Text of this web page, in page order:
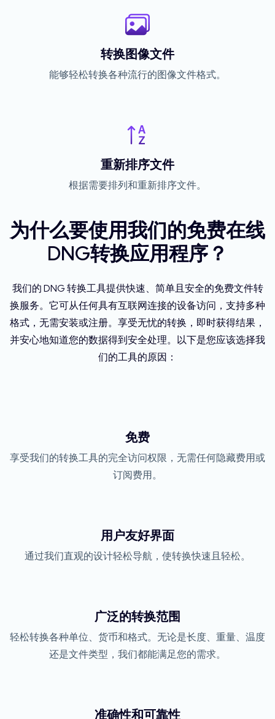
转换图像文件
能够轻松转换各种流行的图像文件格式。
重新排序文件
根据需要排列和重新排序文件。
为什么要使用我们的免费在线
DNG转换应用程序？
我们的 DNG 转换工具提供快速、简单且安全的免费文件转
换服务。它可从任何具有互联网连接的设备访问，支持多种
格式，无需安装或注册。享受无忧的转换，即时获得结果，
并安心地知道您的数据得到安全处理。以下是您应该选择我
们的工具的原因：
免费
享受我们的转换工具的完全访问权限，无需任何隐藏费用或
订阅费用。
用户友好界面
通过我们直观的设计轻松导航，使转换快速且轻松。
广泛的转换范围
轻松转换各种单位、货币和格式。无论是长度、重量、温度
还是文件类型，我们都能满足您的需求。
准确性和可靠性